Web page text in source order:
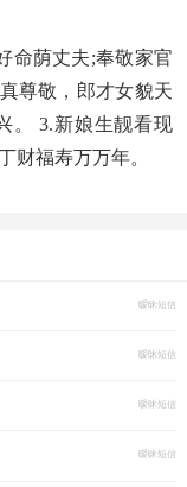
命荫丈夫;奉敬家官
尊敬，郎才女貌天
。 3.新娘生靓看现
财福寿万万年。
暧昧短信
暧昧短信
暧昧短信
暧昧短信